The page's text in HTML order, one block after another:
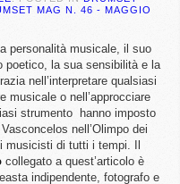
MAG N. 46 - MAGGIO
personalità musicale, il suo
poetico, la sua sensibilità e la
nell’interpretare qualsiasi
musicale o nell’approcciare
strumento hanno imposto
Vasconcelos nell’Olimpo dei
musicisti di tutti i tempi. Il
collegato a quest’articolo è
indipendente, fotografo e